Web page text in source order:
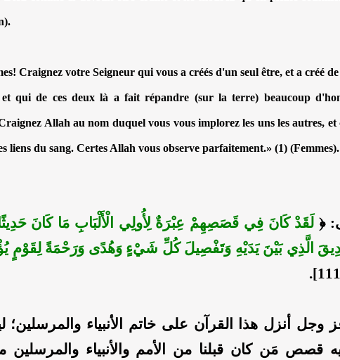
Craignez votre Seigneur qui vous a créés d'un seul être, et a créé
et qui de ces deux là a fait répandre (sur la terre) beaucoup
Allah au nom duquel vous vous implorez les uns les autres, et
liens du sang. Certes Allah vous observe parfaitement.» (1) (Femmes).
﴿ لَقَدْ كَانَ فِي قَصَصِهِمْ عِبْرَةٌ لِأُولِي الْأَلْبَابِ مَا كَانَ
الَّذِي بَيْنَ يَدَيْهِ وَتَفْصِيلَ كُلِّ شَيْءٍ وَهُدًى وَرَحْمَةً لِقَوْمٍ
وجل أنزل هذا القرآن على خاتم الأنبياء والمرسلين؛
قصص مَن كان قبلنا من الأمم والأنبياء والمرسلين